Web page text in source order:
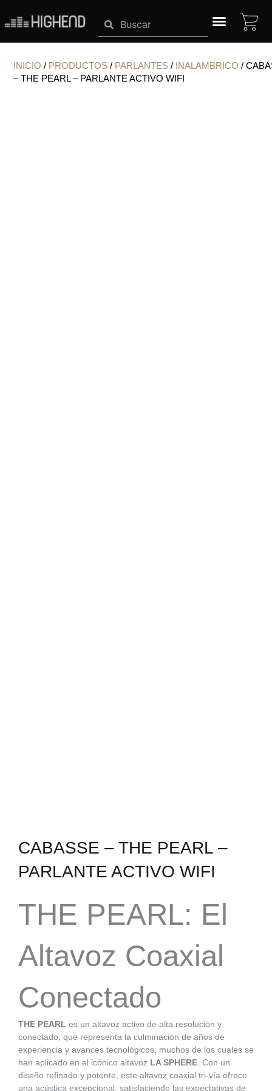
contenido
INICIO / PRODUCTOS / PARLANTES / INALAMBRICO /
– THE PEARL – PARLANTE ACTIVO WIFI
CABASSE – THE PEARL –
PARLANTE ACTIVO WIFI
THE PEARL: El
Altavoz Coaxial
Conectado
THE PEARL es un altavoz activo de alta resolución y
conectado, que representa la culminación de años de
experiencia y avances tecnológicos, muchos de los cuales se
han aplicado en el icónico altavoz LA SPHERE . Con un
diseño refinado y potente, este altavoz coaxial tri-vía ofrece
una acústica excepcional, satisfaciendo las expectativas de